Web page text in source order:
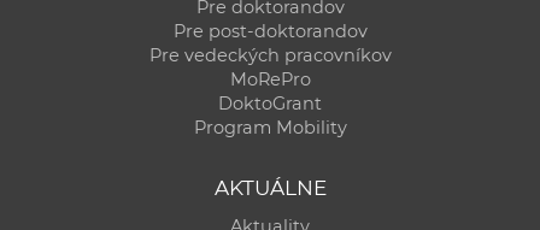
Pre doktorandov
Pre post-doktorandov
Pre vedeckých pracovníkov
MoRePro
DoktoGrant
Program Mobility
AKTUÁLNE